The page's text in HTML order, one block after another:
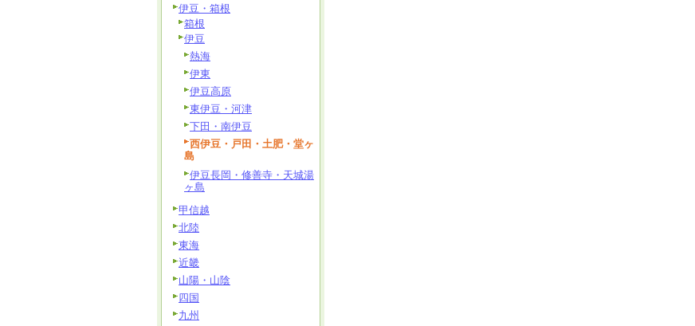
伊豆・箱根
箱根
伊豆
熱海
伊東
伊豆高原
東伊豆・河津
下田・南伊豆
西伊豆・戸田・土肥・堂ヶ
島
伊豆長岡・修善寺・天城湯
ヶ島
甲信越
北陸
東海
近畿
山陽・山陰
四国
九州